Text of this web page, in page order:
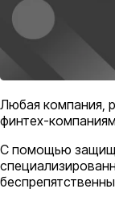
Любая компания,
финтех-
С помощью